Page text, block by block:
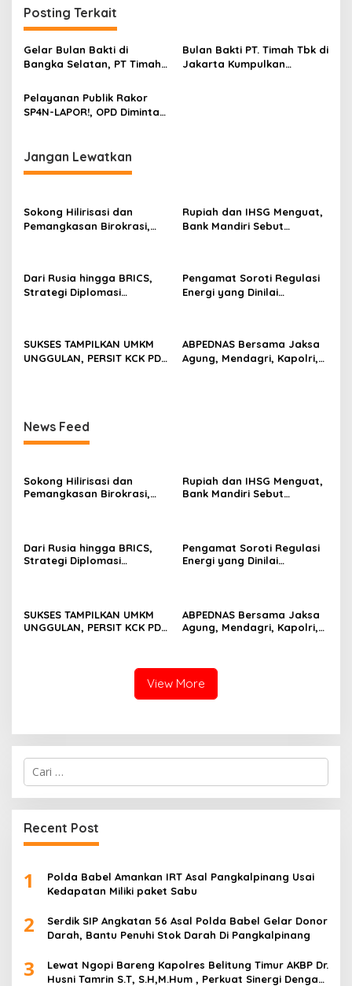
Posting Terkait
Gelar Bulan Bakti di
Bangka Selatan, PT Timah
Kantong Darah
Bulan Bakti PT. Timah Tbk di
Jakarta Kumpulkan
Pelayanan Publik Rakor
SP4N-LAPOR!, OPD Diminta
Jangan Lewatkan
Sokong Hilirisasi dan
Pemangkasan Birokrasi,
Rupiah dan IHSG Menguat,
Bank Mandiri Sebut
Dari Rusia hingga BRICS,
Strategi Diplomasi
Pengamat Soroti Regulasi
Energi yang Dinilai
SUKSES TAMPILKAN UMKM
UNGGULAN, PERSIT KCK PD
ABPEDNAS Bersama Jaksa
Agung, Mendagri, Kapolri,
News Feed
Sokong Hilirisasi dan
Pemangkasan Birokrasi,
Rupiah dan IHSG Menguat,
Bank Mandiri Sebut
Dari Rusia hingga BRICS,
Strategi Diplomasi
Pengamat Soroti Regulasi
Energi yang Dinilai
SUKSES TAMPILKAN UMKM
UNGGULAN, PERSIT KCK PD
ABPEDNAS Bersama Jaksa
Agung, Mendagri, Kapolri,
View More
Cari
untuk:
Recent Post
1
Polda Babel Amankan IRT Asal Pangkalpinang Usai
Kedapatan Miliki paket Sabu
2
Serdik SIP Angkatan 56 Asal Polda Babel Gelar Donor
Darah, Bantu Penuhi Stok Darah Di Pangkalpinang
3
Lewat Ngopi Bareng Kapolres Belitung Timur AKBP Dr.
Husni Tamrin S.T, S.H,M.Hum , Perkuat Sinergi Dengan